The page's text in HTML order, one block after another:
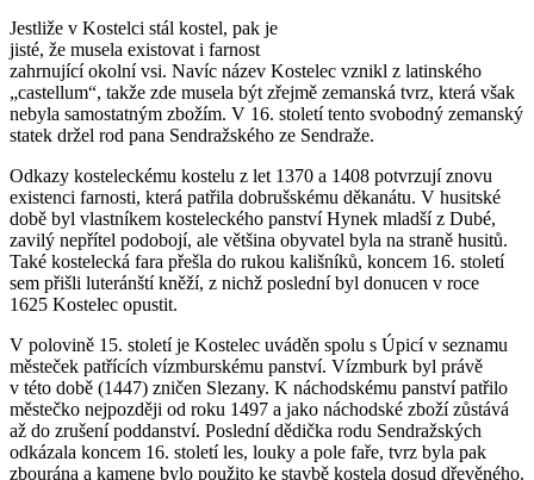
Jestliže v Kostelci stál kostel, pak je
jisté, že musela existovat i farnost
zahrnující okolní vsi. Navíc název Kostelec vznikl z latinského
„castellum“, takže zde musela být zřejmě zemanská tvrz, která však
nebyla samostatným zbožím. V 16. století tento svobodný zemanský
statek držel rod pana Sendražského ze Sendraže.
Odkazy kosteleckému kostelu z let 1370 a 1408 potvrzují znovu
existenci farnosti, která patřila dobrušskému děkanátu. V husitské
době byl vlastníkem kosteleckého panství Hynek mladší z Dubé,
zavilý nepřítel podobojí, ale většina obyvatel byla na straně husitů.
Také kostelecká fara přešla do rukou kališníků, koncem 16. století
sem přišli luteránští kněží, z nichž poslední byl donucen v roce
1625 Kostelec opustit.
V polovině 15. století je Kostelec uváděn spolu s Úpicí v seznamu
městeček patřících vízmburskému panství. Vízmburk byl právě
v této době (1447) zničen Slezany. K náchodskému panství patřilo
městečko nejpozději od roku 1497 a jako náchodské zboží zůstává
až do zrušení poddanství. Poslední dědička rodu Sendražských
odkázala koncem 16. století les, louky a pole faře, tvrz byla pak
zbourána a kamene bylo použito ke stavbě kostela dosud dřevěného.